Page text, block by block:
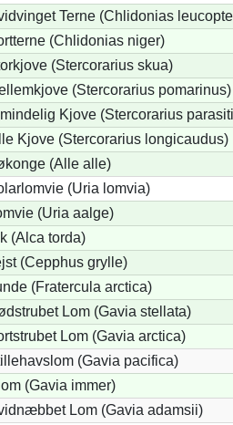
Terne (Chlidonias
(Chlidonias niger)
(Stercorarius skua)
(Stercorarius pomarinus)
Kjove (Stercorarius
Kjove (Stercorarius longicaudus)
(Alle alle)
(Uria lomvia)
(Uria aalge)
(Alca torda)
(Cepphus grylle)
(Fratercula arctica)
Lom (Gavia stellata)
Lom (Gavia arctica)
(Gavia pacifica)
(Gavia immer)
Lom (Gavia adamsii)